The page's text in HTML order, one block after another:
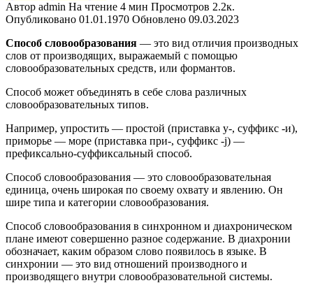
Автор admin На чтение 4 мин Просмотров 2.2к.
Опубликовано 01.01.1970 Обновлено 09.03.2023
Способ словообразования — это вид отличия производных
слов от производящих, выражаемый с помощью
словообразовательных средств, или формантов.
Способ может объединять в себе слова различных
словообразовательных типов.
Например, упростить — простой (приставка у-, суффикс -и),
приморье — море (приставка при-, суффикс -j) —
префиксально-суффиксальный способ.
Способ словообразования — это словообразовательная
единица, очень широкая по своему охвату и явлению. Он
шире типа и категории словообразования.
Способ словообразования в синхронном и диахроническом
плане имеют совершенно разное содержание. В диахронии
обозначает, каким образом слово появилось в языке. В
синхронии — это вид отношений производного и
производящего внутри словообразовательной системы.